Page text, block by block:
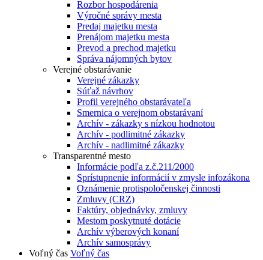
Rozbor hospodárenia
Výročné správy mesta
Predaj majetku mesta
Prenájom majetku mesta
Prevod a prechod majetku
Správa nájomných bytov
Verejné obstarávanie
Verejné zákazky
Súťaž návrhov
Profil verejného obstarávateľa
Smernica o verejnom obstarávaní
Archív - zákazky s nízkou hodnotou
Archív - podlimitné zákazky
Archív - nadlimitné zákazky
Transparentné mesto
Informácie podľa z.č.211/2000
Sprístupnenie informácií v zmysle infozákona
Oznámenie protispoločenskej činnosti
Zmluvy (CRZ)
Faktúry, objednávky, zmluvy
Mestom poskytnuté dotácie
Archív výberových konaní
Archív samosprávy
Voľný čas Voľný čas